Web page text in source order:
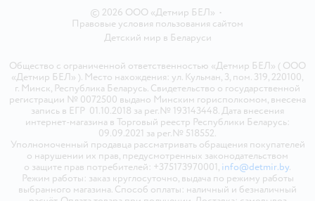
© 2026 ООО «Детмир БЕЛ» •
Правовые условия пользования сайтом
Детский мир в Беларуси
Общество с ограниченной ответственностью «Детмир БЕЛ» ( ООО
«Детмир БЕЛ» ). Место нахождения: ул. Кульман, 3, пом. 319, 220100,
г. Минск, Республика Беларусь. Свидетельство о государственной
регистрации № 0072500 выдано Минским горисполкомом, внесена
запись в ЕГР 01.10.2018 за рег.№ 193143448. Дата внесения
интернет-магазина в Торговый реестр Республики Беларусь:
09.09.2021 за рег.№ 518552.
Уполномоченный продавца рассматривать обращения покупателей
о нарушении их прав, предусмотренных законодательством
о защите прав потребителей: +375173970001, info@detmir.by.
Режим работы: заказ круглосуточно, выдача по режиму работы
выбранного магазина. Способ оплаты: наличный и безналичный